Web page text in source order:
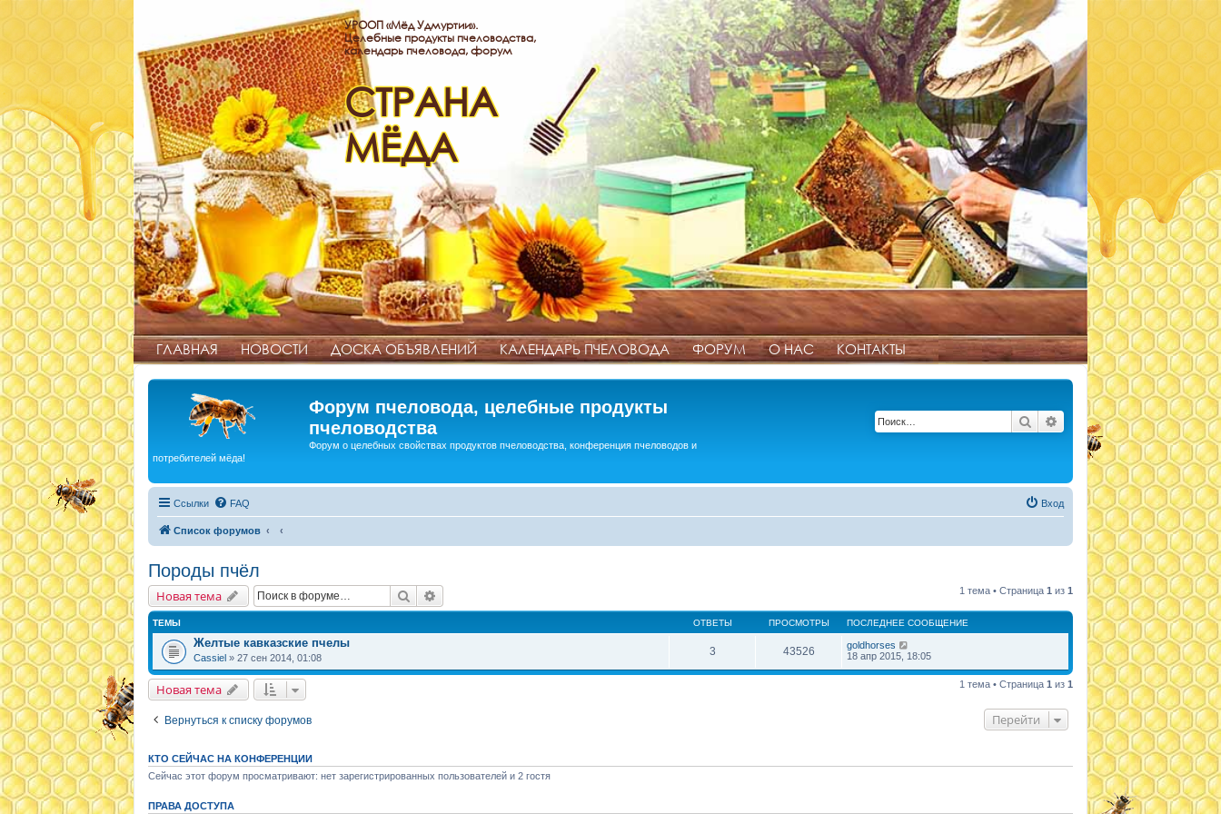
УРООП «Мёд Удмуртии».
Целебные продукты пчеловодства,
календарь пчеловода, форум
СТРАНА
МЁДА
ГЛАВНАЯ НОВОСТИ ДОСКА ОБЪЯВЛЕНИЙ КАЛЕНДАРЬ ПЧЕЛОВОДА ФОРУМ О НАС КОНТАКТЫ
Форум пчеловода, целебные продукты
пчеловодства
Форум о целебных свойствах продуктов пчеловодства, конференция пчеловодов и
потребителей мёда!
Поиск Расширенный поиск
Ссылки FAQ Вход
Список форумов
Породы пчёл
Новая тема Поиск 1 тема • Страница 1 из 1
ТЕМЫ ОТВЕТЫ ПРОСМОТРЫ ПОСЛЕДНЕЕ СООБЩЕНИЕ
Желтые кавказские пчелы
Cassiel » 27 сен 2014, 01:08
3 43526
goldhorses
18 апр 2015, 18:05
Новая тема 1 тема • Страница 1 из 1
Вернуться к списку форумов Перейти
КТО СЕЙЧАС НА КОНФЕРЕНЦИИ
Сейчас этот форум просматривают: нет зарегистрированных пользователей и 2 гостя
ПРАВА ДОСТУПА